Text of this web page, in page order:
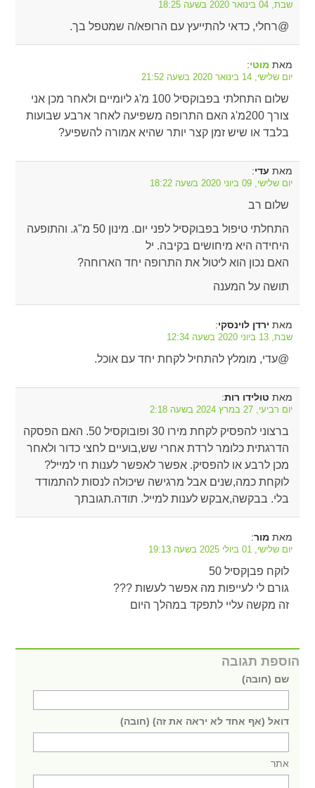
שבת, 04 בינואר 2020 בשעה 18:25
@רחלי, כדאי להתייעץ עם הרופא/ה שמטפל בך.
מאת מוטי:
יום שלישי, 14 בינואר 2020 בשעה 21:52
שלום התחלתי בפבוקסיל 100 מ'ג ליומיים ולאחר מכן אני
צורך 200מ'ג האם התרופה משפיעה לאחר ארבע שבועות
בלבד או שיש זמן קצר יותר שהיא אמורה להשפיע?
מאת עדי:
יום שלישי, 09 ביוני 2020 בשעה 18:22
שלום רב
התחלתי טיפול בפבוקסיל לפני יום. מינון 50 מ"ג. והתופעה
היחידה היא מיחושים בקיבה. יל
האם נכון הוא ליטול את התרופה יחד הארוחה?
תושה על המענה
מאת ירדן לוינסקי:
שבת, 13 ביוני 2020 בשעה 12:34
@עדי, מומלץ להתחיל לקחת יחד עם אוכל.
מאת טולידו רות:
יום רביעי, 27 במרץ 2024 בשעה 2:18
ברצוני להפסיק לקחת מירו 30 ופובוקסיל 50. האם הפסקה
הדרגתית כלומר לרדת אחרי שש,בועיים לחצי כדור ולאחר
מכן לרבע או להפסיק. אפשר לאפשר לענות חי למייל?
לוקחת כמה,שנים אבל מרגישה שיכולה לנסות להתמודד
בלי. בבקשה,אבקש לענות למייל. תודה.תגובתך
מאת מור:
יום שלישי, 01 ביולי 2025 בשעה 19:13
לוקח פבןקסיל 50
גורם לי לעייפות מה אפשר לעשות ???
זה מקשה עליי לתפקד במהלך היום
הוספת תגובה
שם (חובה)
דואל (אף אחד לא יראה את זה) (חובה)
אתר